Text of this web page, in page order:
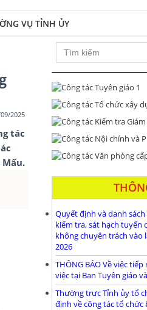
VỤ TỈNH ỦY
dựng Đảng bộ và hệ thống chính trị
2025
tác
Quyết định và danh
kiểm tra, sát hạch tuyển
không chuyên trách vào
2026
THÔNG BÁO Về việc
việc tại Ban Tuyên giáo
Thường trưc Tỉnh ủy tổ
định về công tác tổ chức